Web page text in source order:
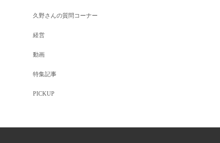
久野さんの質問コーナー
経営
動画
特集記事
PICKUP